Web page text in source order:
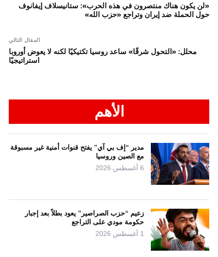
«لن يكون هناك منتصرون في هذه الحرب»: ستانيسلاف إيفانوف
حول الحملة ضد إيران وتراجع «حزب الله»
المقال التالي
محلل: «التحول شرقًا» ساعد روسيا تكتيكيًا لكنه لا يعوض أوروبا
استراتيجيًا
الأهم
مدير “إف بي آي” يفتح قنوات أمنية غير مسبوقة
مع الصين وروسيا
6 أغسطس 2026
زعيم “حزب الصراصير” يعود بطلاً بعد إجبار
حكومة مودي على التراجع
1 أغسطس 2026